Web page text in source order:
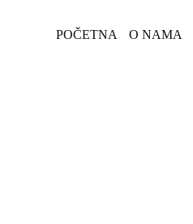
POČETNA O NAMA